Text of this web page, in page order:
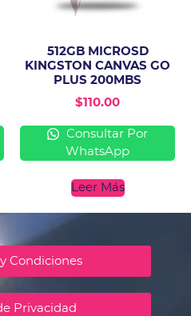
512GB MICROSD
KINGSTON CANVAS GO
PLUS 200MBS
$110.00
Consultar Por
WhatsApp
Leer Más
y Condiciones
Privacidad